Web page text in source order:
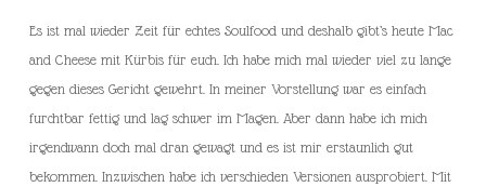
Es ist mal wieder Zeit für echtes Soulfood und deshalb gibt’s heute Mac
and Cheese mit Kürbis für euch. Ich habe mich mal wieder viel zu lange
gegen dieses Gericht gewehrt. In meiner Vorstellung war es einfach
furchtbar fettig und lag schwer im Magen. Aber dann habe ich mich
irgendwann doch mal dran gewagt und es ist mir erstaunlich gut
bekommen. Inzwischen habe ich verschieden Versionen ausprobiert. Mit